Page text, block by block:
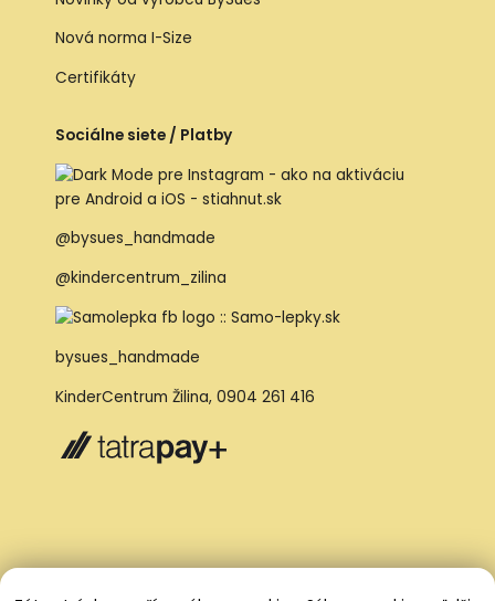
Nová norma I-Size
Certifikáty
Sociálne siete / Platby
@bysues_handmade
@kindercentrum_zilina
bysues_handmade
KinderCentrum Žilina, 0904 261 416